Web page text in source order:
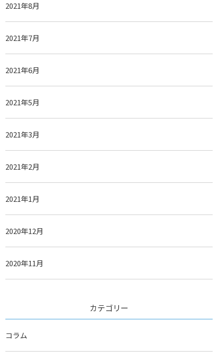
2021年8月
2021年7月
2021年6月
2021年5月
2021年3月
2021年2月
2021年1月
2020年12月
2020年11月
カテゴリー
コラム